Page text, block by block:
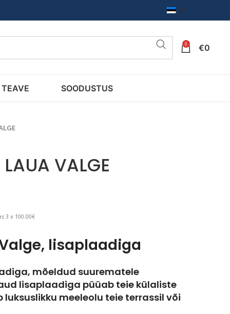
ET
0 €0
TEAVE SOODUSTUS
VALGE
3 x 100.00€
lisaplaadiga
mõeldud suurematele
lisaplaadiga püüab teie külaliste
meeleolu teie terrassil või